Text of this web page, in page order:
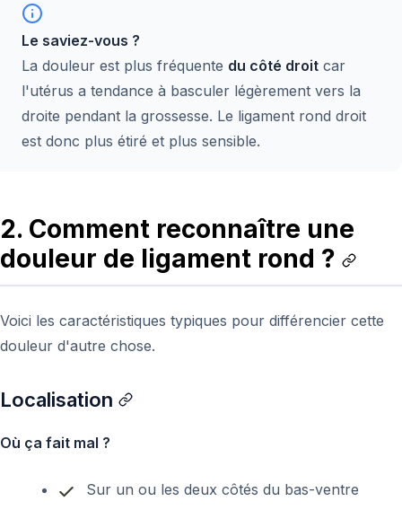
Le saviez-vous ?
La douleur est plus fréquente du côté droit car
l'utérus a tendance à basculer légèrement vers la
droite pendant la grossesse. Le ligament rond droit
est donc plus étiré et plus sensible.
2. Comment reconnaître une
douleur de ligament rond ?
Voici les caractéristiques typiques pour différencier cette
douleur d'autre chose.
Localisation
Où ça fait mal ?
Sur un ou les deux côtés du bas-ventre